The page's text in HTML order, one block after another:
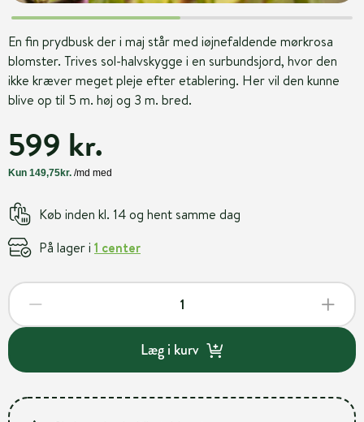
En fin prydbusk der i maj står med iøjnefaldende mørkrosa
blomster. Trives sol-halvskygge i en surbundsjord, hvor den
ikke kræver meget pleje efter etablering. Her vil den kunne
blive op til 5 m. høj og 3 m. bred.
599 kr.
Køb inden kl. 14 og hent samme dag
På lager i 1 center
Læg i kurv